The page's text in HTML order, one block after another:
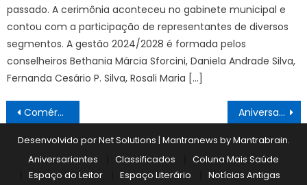
passado. A cerimônia aconteceu no gabinete municipal e
contou com a participação de representantes de diversos
segmentos. A gestão 2024/2028 é formada pelos
conselheiros Bethania Márcia Sforcini, Daniela Andrade Silva,
Fernanda Cesário P. Silva, Rosali Maria […]
Navegação
de
Post
Comércio aberto até às 18h no sábado Aniversariantes 24/11 a 30/11
Desenvolvido por Net Solutions | Mantranews byMantrabrain.
Aniversariantes
Classificados
Coluna Mais Saúde
Espaço do Leitor
Espaço Literário Notícias Antigas